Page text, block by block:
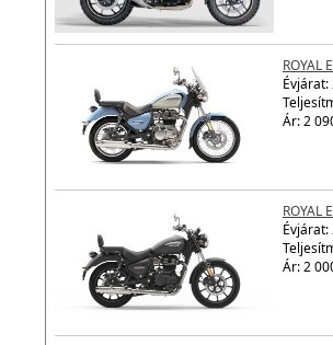
ROYAL
Évjárat:
Ár: 2
ROYAL
Évjárat:
Ár: 2